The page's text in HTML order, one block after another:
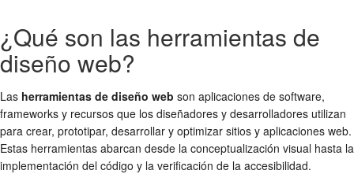
¿Qué son las herramientas de
diseño web?
Las herramientas de diseño web son aplicaciones de software,
frameworks y recursos que los diseñadores y desarrolladores utilizan
para crear, prototipar, desarrollar y optimizar sitios y aplicaciones web.
Estas herramientas abarcan desde la conceptualización visual hasta la
implementación del código y la verificación de la accesibilidad.